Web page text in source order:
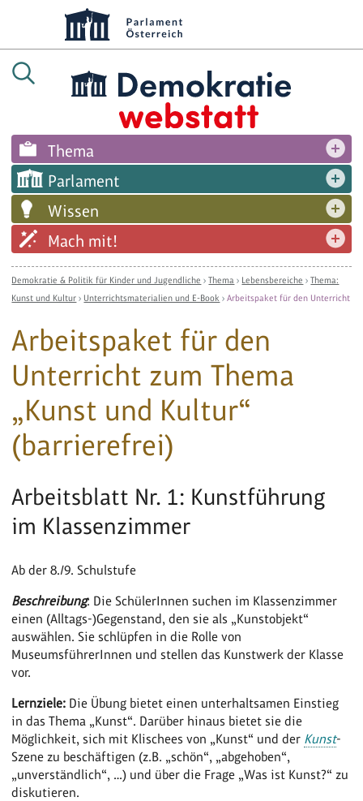
Thema
Parlament
Wissen
Mach mit!
Demokratie & Politik für Kinder und Jugendliche ›Thema › Lebensbereiche ›Thema:
Kunst und Kultur › Unterrichtsmaterialien und E-Book ›Arbeitspaket für den Unterricht
Arbeitspaket für den
Unterricht zum Thema
„Kunst und Kultur“
(barrierefrei)
Arbeitsblatt Nr. 1: Kunstführung
im Klassenzimmer
Ab der 8./9. Schulstufe
Beschreibung: Die SchülerInnen suchen im Klassenzimmer
einen (Alltags-)Gegenstand, den sie als „Kunstobjekt“
auswählen. Sie schlüpfen in die Rolle von
MuseumsführerInnen und stellen das Kunstwerk der Klasse
vor.
Lernziele: Die Übung bietet einen unterhaltsamen Einstieg
in das Thema „Kunst“. Darüber hinaus bietet sie die
Möglichkeit, sich mit Klischees von „Kunst“ und der Kunst-
Szene zu beschäftigen (z.B. „schön“, „abgehoben“,
„unverständlich“, …) und über die Frage „Was ist Kunst?“ zu
diskutieren.